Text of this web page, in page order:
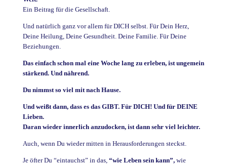
Ein Beitrag für die Gesellschaft.
Und natürlich ganz vor allem für DICH selbst. Für Dein Herz,
Deine Heilung, Deine Gesundheit. Deine Familie. Für Deine
Beziehungen.
Das einfach schon mal eine Woche lang zu erleben, ist ungemein
stärkend. Und nährend.
Du nimmst so viel mit nach Hause.
Und weißt dann, dass es das GIBT. Für DICH! Und für DEINE
Lieben.
Daran wieder innerlich anzudocken, ist dann sehr viel leichter.
Auch, wenn Du wieder mitten in Herausforderungen steckst.
Je öfter Du “eintauchst” in das, “wie Leben sein kann”,wie